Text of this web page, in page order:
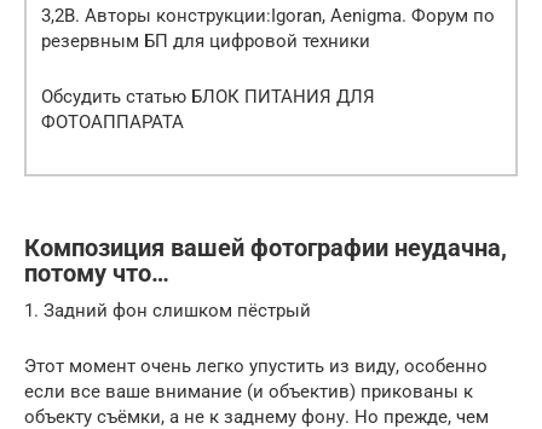
3,2В. Авторы конструкции:Igoran, Aenigma. Форум по
резервным БП для цифровой техники
Обсудить статью БЛОК ПИТАНИЯ ДЛЯ
ФОТОАППАРАТА
Композиция вашей фотографии неудачна,
потому что…
1. Задний фон слишком пёстрый
Этот момент очень легко упустить из виду, особенно
если все ваше внимание (и объектив) прикованы к
объекту съёмки, а не к заднему фону. Но прежде, чем